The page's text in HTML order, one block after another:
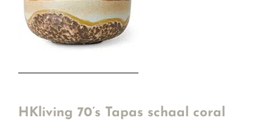
HKliving 70’s Tapas schaal coral